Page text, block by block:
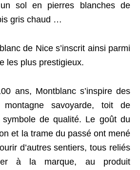
sol en pierres blanches de
gris chaud …
de Nice s’inscrit ainsi parmi
les plus prestigieux.
ans, Montblanc s’inspire des
savoyarde, toit de
symbole de qualité. Le goût du
et la trame du passé ont mené
d’autres sentiers, tous reliés
à la marque, au produit